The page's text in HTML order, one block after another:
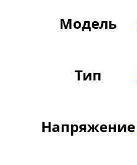
Модель
Тип
Напряжение